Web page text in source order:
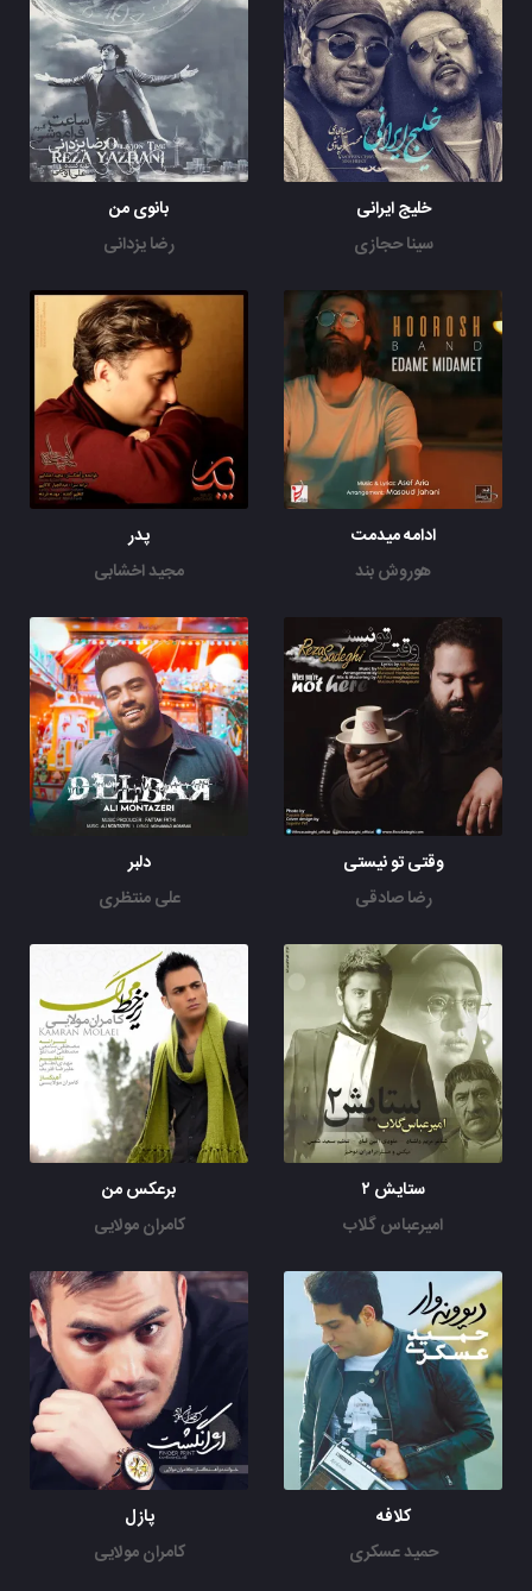
خلیج ایرانی
سینا حجازی
بانوی من
رضا یزدانی
ادامه میدمت
هوروش بند
پدر
مجید اخشابی
وقتی تو نیستی
رضا صادقی
دلبر
علی منتظری
ستایش ۲
امیرعباس گلاب
برعکس من
کامران مولایی
کلافه
حمید عسکری
پازل
کامران مولایی